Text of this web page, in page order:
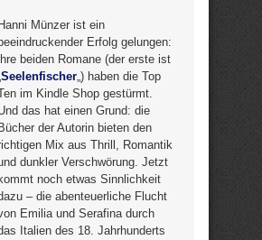
Hanni Münzer ist ein
beeindruckender Erfolg gelungen:
beiden Romane (der erste ist
Seelenfischer„) haben die Top
im Kindle Shop gestürmt.
das hat einen Grund: die
Bücher der Autorin bieten den
Mix aus Thrill, Romantik
dunkler Verschwörung. Jetzt
kommt noch etwas Sinnlichkeit
– die abenteuerliche Flucht
Emilia und Serafina durch
Italien des 18. Jahrhunderts